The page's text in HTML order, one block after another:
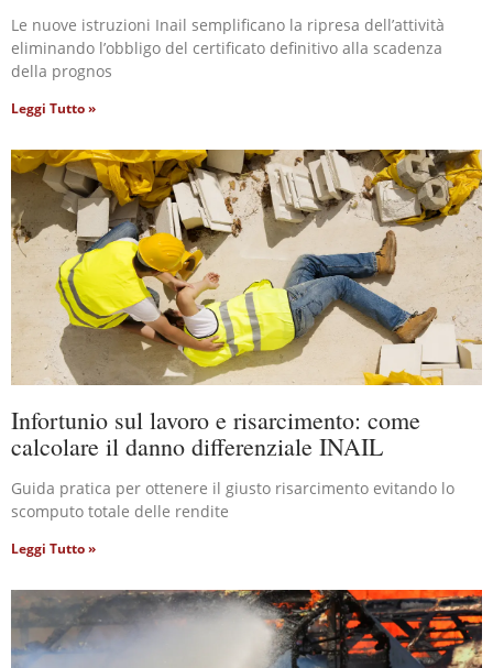
Le nuove istruzioni Inail semplificano la ripresa dell’attività
eliminando l’obbligo del certificato definitivo alla scadenza
della prognos
Leggi Tutto »
Infortunio sul lavoro e risarcimento: come
calcolare il danno differenziale INAIL
Guida pratica per ottenere il giusto risarcimento evitando lo
scomputo totale delle rendite
Leggi Tutto »